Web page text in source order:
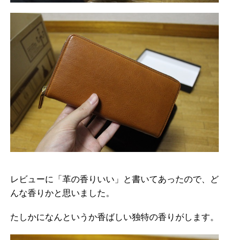
レビューに「革の香りいい」と書いてあったので、ど
んな香りかと思いました。
たしかになんというか香ばしい独特の香りがします。